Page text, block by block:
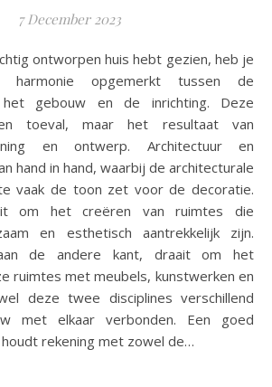
7 December 2023
harmonie opgemerkt tussen de
het gebouw en de inrichting. Deze
toeval, maar het resultaat van
en ontwerp. Architectuur en
hand in hand, waarbij de architecturale
vaak de toon zet voor de decoratie.
om het creëren van ruimtes die
en esthetisch aantrekkelijk zijn.
de andere kant, draait om het
ruimtes met meubels, kunstwerken en
deze twee disciplines verschillend
met elkaar verbonden. Een goed
rekening met zowel de…